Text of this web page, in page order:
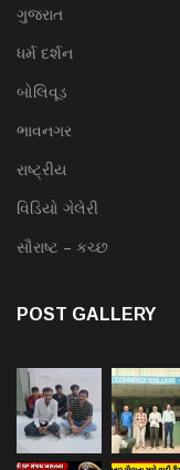
ગુજરાત
ધર્મ દર્શન
બોલિવૂડ
ભાવનગર
રાષ્ટ્રીય
વિડિયો ગેલેરી
સૌરાષ્ટ – કચ્છ
POST GALLERY